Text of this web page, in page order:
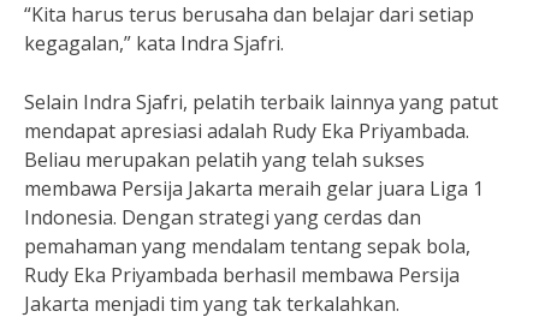
“Kita harus terus berusaha dan belajar dari setiap
kegagalan,” kata Indra Sjafri.
Selain Indra Sjafri, pelatih terbaik lainnya yang patut
mendapat apresiasi adalah Rudy Eka Priyambada.
Beliau merupakan pelatih yang telah sukses
membawa Persija Jakarta meraih gelar juara Liga 1
Indonesia. Dengan strategi yang cerdas dan
pemahaman yang mendalam tentang sepak bola,
Rudy Eka Priyambada berhasil membawa Persija
Jakarta menjadi tim yang tak terkalahkan.